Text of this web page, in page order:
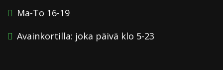
Ma-To 16-19
Avainkortilla: joka päivä klo 5-23